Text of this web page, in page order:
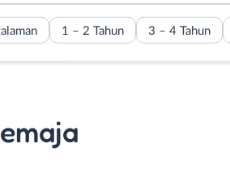
1 – 2 Tahun 3 – 4 Tahun